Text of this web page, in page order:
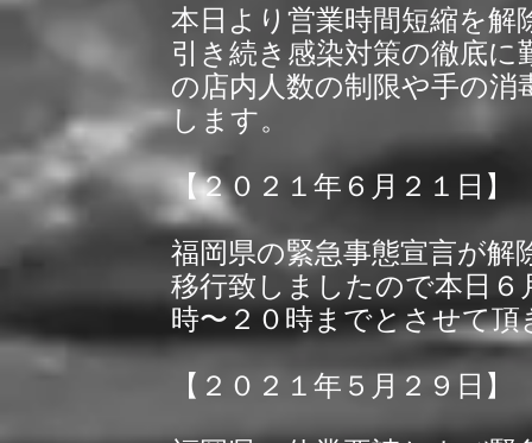
本日より営業時間短縮を解
引き続き感染対策の徹底
の店内人数の制限や手の
します。
【２０２１年６月２１日】
福岡県の緊急事態宣言が解
移行致しましたので本日６
時〜２０時までとさせて頂
【２０２１年５月２９日】